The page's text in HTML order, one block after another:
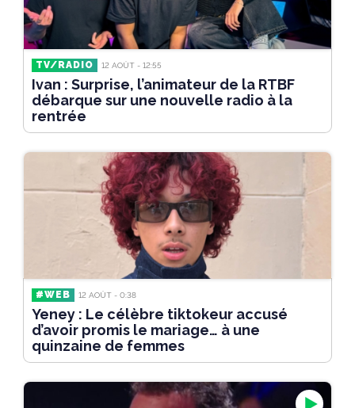
TV/RADIO 12 AOÛT - 12:55
Ivan : Surprise, l’animateur de la RTBF
débarque sur une nouvelle radio à la
rentrée
#WEB 12 AOÛT - 0:38
Yeney : Le célèbre tiktokeur accusé
d’avoir promis le mariage… à une
quinzaine de femmes